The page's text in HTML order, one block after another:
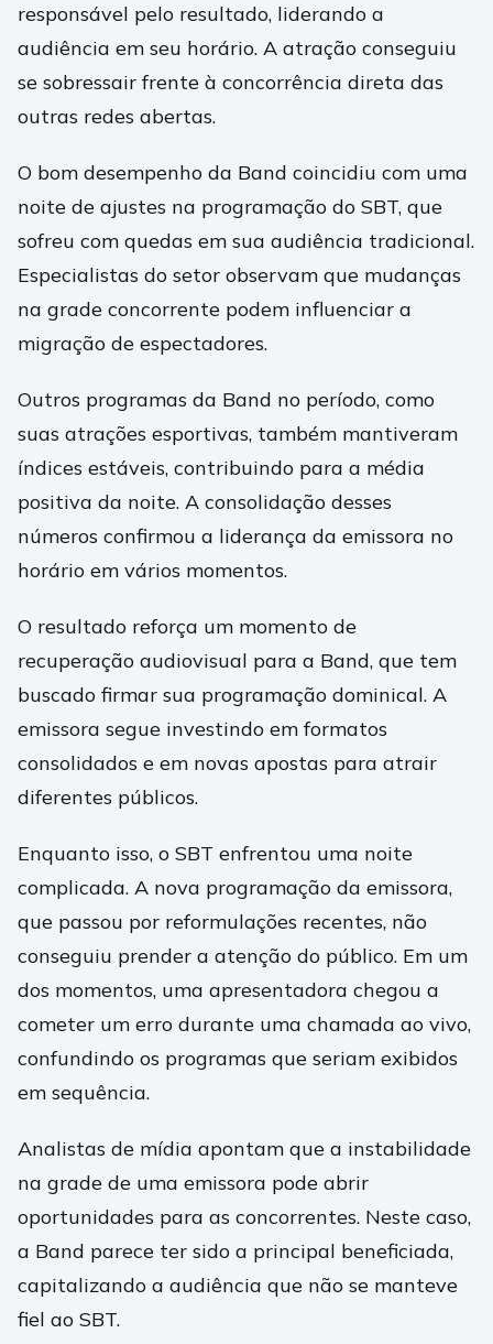
responsável pelo resultado, liderando a
audiência em seu horário. A atração conseguiu
se sobressair frente à concorrência direta das
outras redes abertas.
O bom desempenho da Band coincidiu com uma
noite de ajustes na programação do SBT, que
sofreu com quedas em sua audiência tradicional.
Especialistas do setor observam que mudanças
na grade concorrente podem influenciar a
migração de espectadores.
Outros programas da Band no período, como
suas atrações esportivas, também mantiveram
índices estáveis, contribuindo para a média
positiva da noite. A consolidação desses
números confirmou a liderança da emissora no
horário em vários momentos.
O resultado reforça um momento de
recuperação audiovisual para a Band, que tem
buscado firmar sua programação dominical. A
emissora segue investindo em formatos
consolidados e em novas apostas para atrair
diferentes públicos.
Enquanto isso, o SBT enfrentou uma noite
complicada. A nova programação da emissora,
que passou por reformulações recentes, não
conseguiu prender a atenção do público. Em um
dos momentos, uma apresentadora chegou a
cometer um erro durante uma chamada ao vivo,
confundindo os programas que seriam exibidos
em sequência.
Analistas de mídia apontam que a instabilidade
na grade de uma emissora pode abrir
oportunidades para as concorrentes. Neste caso,
a Band parece ter sido a principal beneficiada,
capitalizando a audiência que não se manteve
fiel ao SBT.